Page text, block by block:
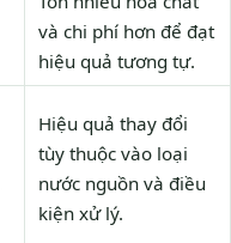
và chi phí hơn để đạt
hiệu quả tương tự.
Hiệu quả thay đổi
tùy thuộc vào loại
nước nguồn và điều
kiện xử lý.